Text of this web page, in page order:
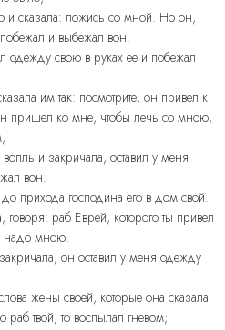
и сказала: ложись со мной. Но он,
и выбежал вон.
одежду свою в руках ее и побежал
им так: посмотрите, он привел к
пришел ко мне, чтобы лечь со мною,
и закричала, оставил у меня
вон.
прихода господина его в дом свой.
говоря: раб Еврей, которого ты привел
надо мною.
он оставил у меня одежду
жены своей, которые она сказала
раб твой, то воспылал гневом;